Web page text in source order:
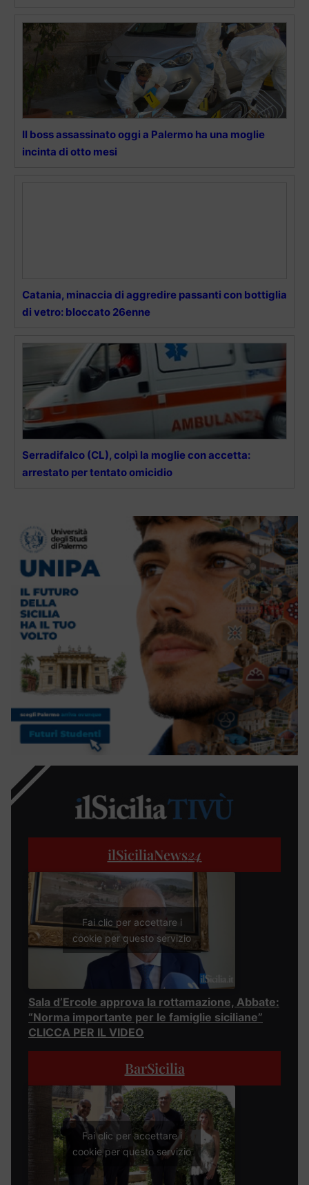
Il boss assassinato oggi a Palermo ha una moglie
incinta di otto mesi
Catania, minaccia di aggredire passanti con bottiglia
di vetro: bloccato 26enne
Serradifalco (CL), colpì la moglie con accetta:
arrestato per tentato omicidio
ilSiciliaNews24
Fai clic per accettare i
cookie per questo servizio
Sala d’Ercole approva la rottamazione, Abbate:
“Norma importante per le famiglie siciliane”
CLICCA PER IL VIDEO
BarSicilia
Fai clic per accettare i
cookie per questo servizio